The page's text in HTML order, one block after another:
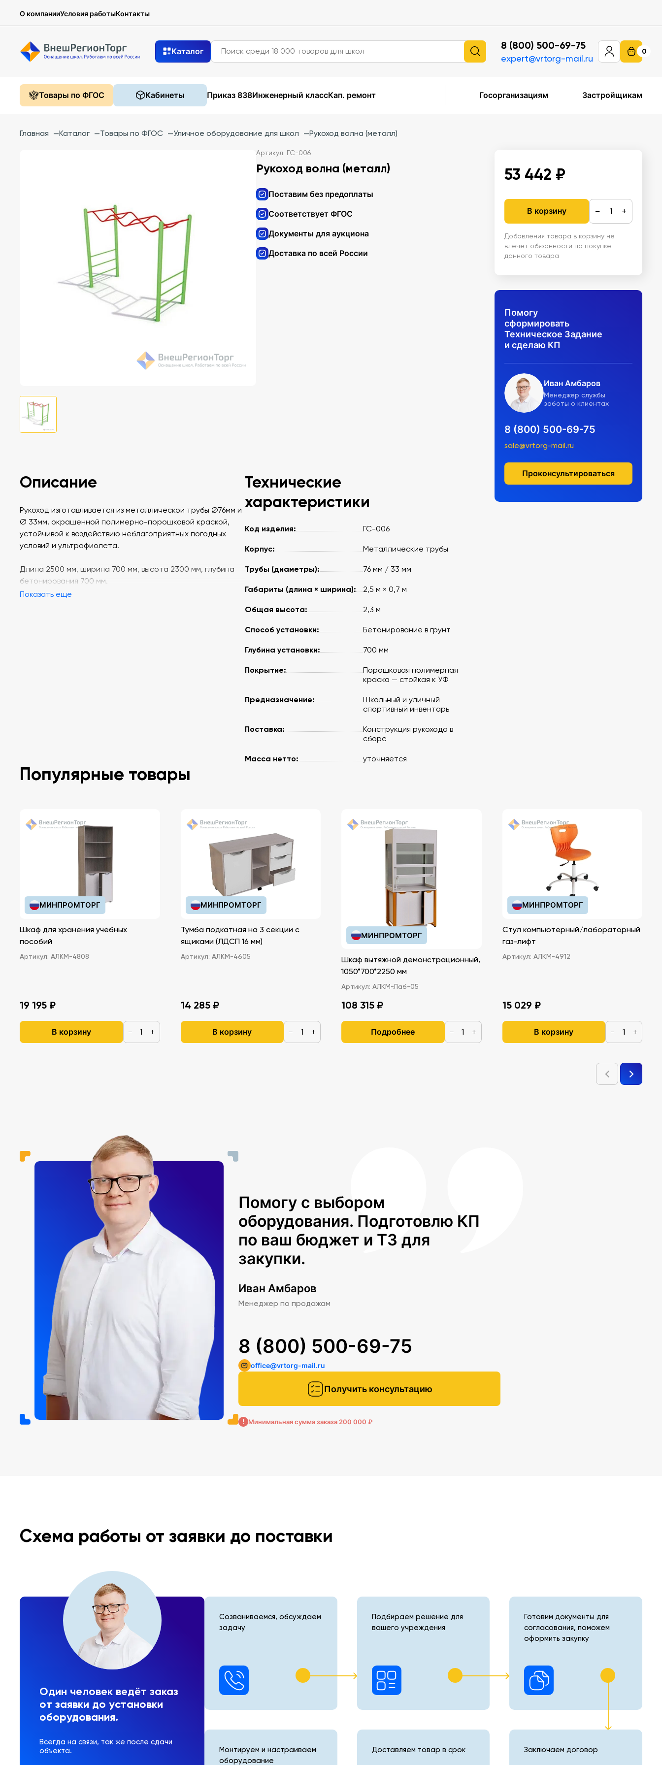
О компанииУсловия работыКонтакты
Каталог 8 (800) 500-69-75
expert@vrtorg-mail.ru
0
Товары по ФГОС Кабинеты Приказ 838Инженерный классКап. ремонт Госорганизациям Застройщикам
Главная —Каталог —Товары по ФГОС —Уличное оборудование для школ —Рукоход волна (металл)
Артикул: ГС-006
Рукоход волна (металл)
Поставим без предоплаты
Соответствует ФГОС
Документы для аукциона
Доставка по всей России
53 442 ₽
В корзину − +
Добавления товара в корзину не
влечет обязанности по покупке
данного товара
Помогу
сформировать
Техническое Задание
и сделаю КП
Иван Амбаров
Менеджер службы
заботы о клиентах
8 (800) 500-69-75
sale@vrtorg-mail.ru
Проконсультироваться
Описание
Рукоход изготавливается из металлической трубы Ø76мм и
Ø 33мм, окрашенной полимерно-порошковой краской,
устойчивой к воздействию неблагоприятных погодных
условий и ультрафиолета.
Длина 2500 мм, ширина 700 мм, высота 2300 мм, глубина
бетонирования 700 мм.
Показать еще
Технические
характеристики
Код изделия: ГС-006
Корпус: Металлические трубы
Трубы (диаметры): 76 мм / 33 мм
Габариты (длина × ширина): 2,5 м × 0,7 м
Общая высота: 2,3 м
Способ установки: Бетонирование в грунт
Глубина установки: 700 мм
Покрытие:
Порошковая полимерная
краска — стойкая к УФ
Предназначение:
Школьный и уличный
спортивный инвентарь
Поставка:
Конструкция рукохода в
сборе
Масса нетто: уточняется
Популярные товары
МИНПРОМТОРГ
Шкаф для хранения учебных
пособий
Артикул: АЛКМ-4808
19 195 ₽
В корзину − +
МИНПРОМТОРГ
Тумба подкатная на 3 секции с
ящиками (ЛДСП 16 мм)
Артикул: АЛКМ-4605
14 285 ₽
В корзину − +
МИНПРОМТОРГ
Шкаф вытяжной демонстрационный,
1050*700*2250 мм
Артикул: АЛКМ-Лаб-05
108 315 ₽
Подробнее − +
МИНПРОМТОРГ
Стул компьютерный/лабораторный
газ-лифт
Артикул: АЛКМ-4912
15 029 ₽
В корзину − +
Помогу с выбором
оборудования. Подготовлю КП
по ваш бюджет и ТЗ для
закупки.
Иван Амбаров
Менеджер по продажам
Получить консультацию
8 (800) 500-69-75
office@vrtorg-mail.ru
Минимальная сумма заказа 200 000 ₽
Схема работы от заявки до поставки
Один человек ведёт заказ
от заявки до установки
оборудования.
Всегда на связи, так же после сдачи
объекта.
Созваниваемся, обсуждаем
задачу
Подбираем решение для
вашего учреждения
Готовим документы для
согласования, поможем
оформить закупку
Монтируем и настраиваем
оборудование
Доставляем товар в срок Заключаем договор